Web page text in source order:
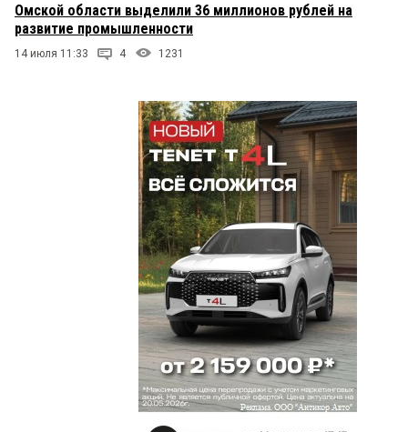
Омской области выделили 36 миллионов рублей на
развитие промышленности
14 июля 11:33 4 1231